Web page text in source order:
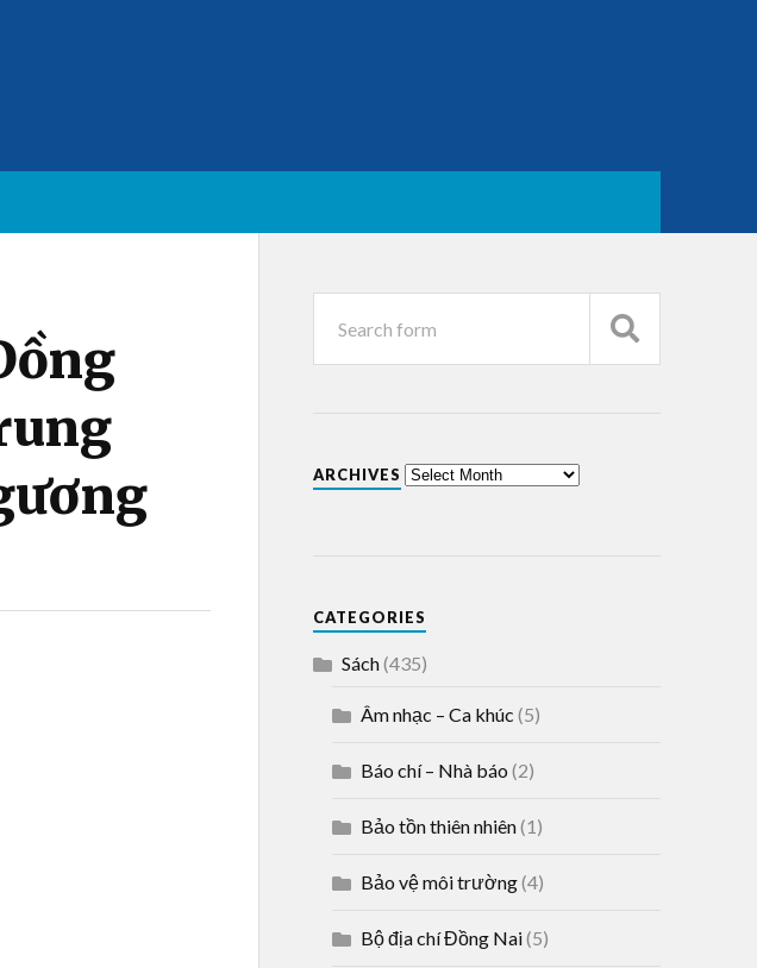
ARCHIVES
CATEGORIES
Sách(435)
Âm nhạc – Ca khúc (5)
Báo chí – Nhà báo (2)
Bảo tồn thiên nhiên(1)
Bảo vệ môi trường(4)
Bộ địa chí Đồng Nai(5)